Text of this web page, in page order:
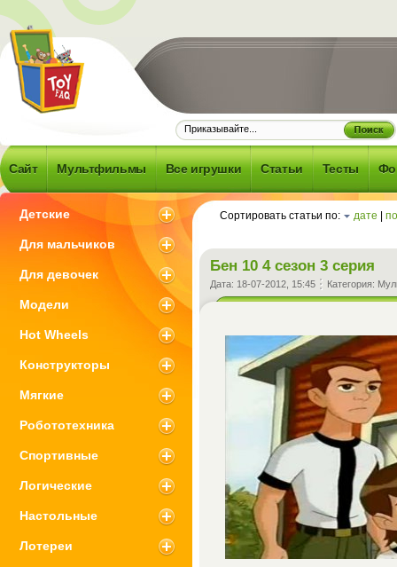
Question -
игрушках и
с ними
Сайт Мультфильмы Все игрушки Статьи Тесты
Сортировать статьи по: дате
Бен 10 4 сезон 3 серия
Дата: 18-07-2012, 15:45 Категория:
Детские
Для мальчиков
Для девочек
Модели
Hot Wheels
Конструкторы
Мягкие
Робототехника
Спортивные
Логические
Настольные
Лотереи